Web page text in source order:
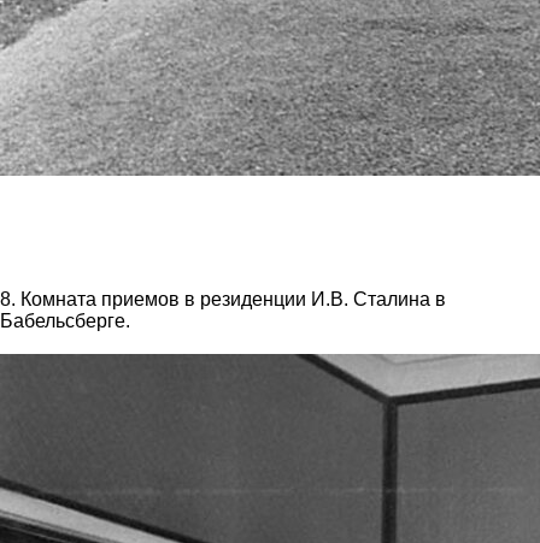
8. Комната приемов в резиденции И.В. Сталина в
Бабельсберге.